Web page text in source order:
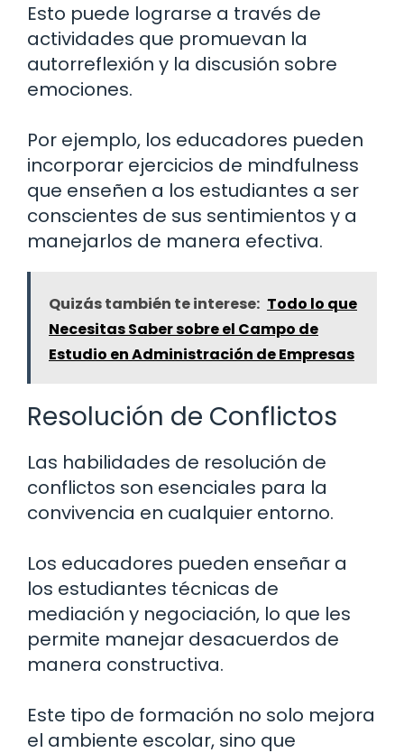
Esto puede lograrse a través de
actividades que promuevan la
autorreflexión y la discusión sobre
emociones.
Por ejemplo, los educadores pueden
incorporar ejercicios de mindfulness
que enseñen a los estudiantes a ser
conscientes de sus sentimientos y a
manejarlos de manera efectiva.
Quizás también te interese: Todo lo que
Necesitas Saber sobre el Campo de
Estudio en Administración de Empresas
Resolución de Conflictos
Las habilidades de resolución de
conflictos son esenciales para la
convivencia en cualquier entorno.
Los educadores pueden enseñar a
los estudiantes técnicas de
mediación y negociación, lo que les
permite manejar desacuerdos de
manera constructiva.
Este tipo de formación no solo mejora
el ambiente escolar, sino que